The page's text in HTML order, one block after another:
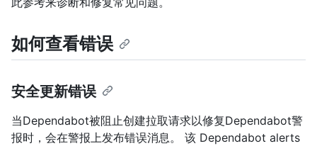
如何查看错误
安全更新错误
当Dependabot被阻止创建拉取请求以修复Dependabot警
报时，会在警报上发布错误消息。 该 Dependabot alerts